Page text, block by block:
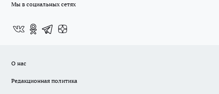
Мы в социальных сетях
О нас
Редакционная политика